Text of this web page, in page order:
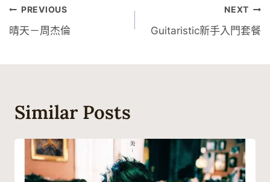
文
章
導
PREVIOUS
晴天－周杰倫
NEXT
Guitaristic新手入門套餐
Similar Posts